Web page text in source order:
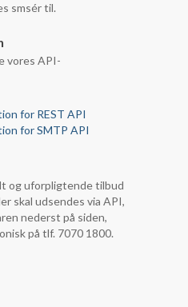
smsér til.
vores API-
for REST API
for SMTP API
og uforpligtende tilbud
skal udsendes via API,
nederst på siden,
på tlf. 7070 1800.